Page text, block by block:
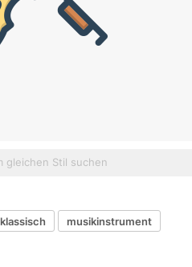
klassisch musikinstrument